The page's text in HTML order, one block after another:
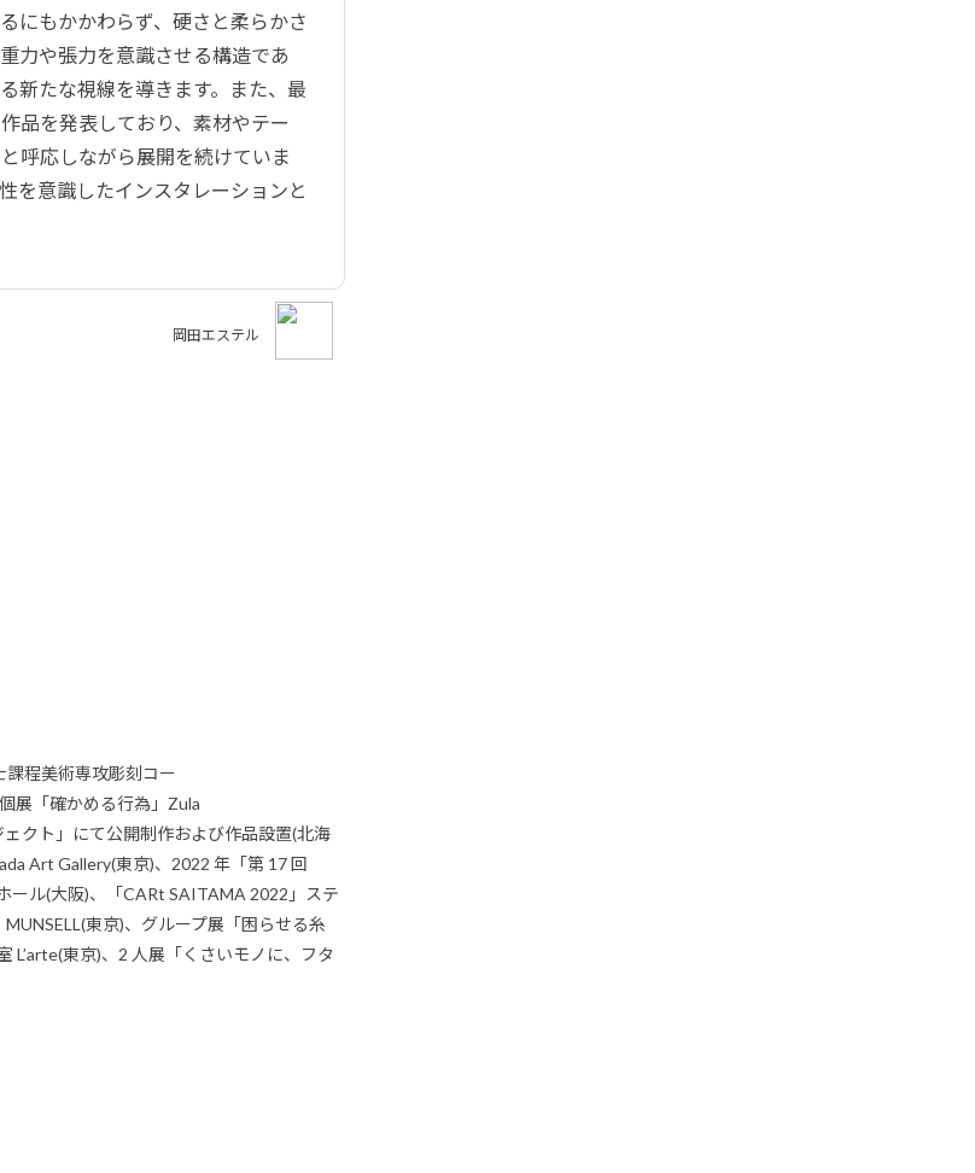
にもかかわらず、硬さと柔らかさ
力や張力を意識させる構造であ
新たな視線を導きます。また、最
品を発表しており、素材やテー
呼応しながら展開を続けていま
を意識したインスタレーションと
岡田エステル
程美術専攻彫刻コー
展「確かめる行為」Zula
クト」にて公開制作および作品設置(北海
Art Gallery(東京)、2022 年「第 17 回
ール(大阪)、「CARt SAITAMA 2022」ステ
東京)、グループ展「困らせる糸
東京)、2 人展「くさいモノに、フタ